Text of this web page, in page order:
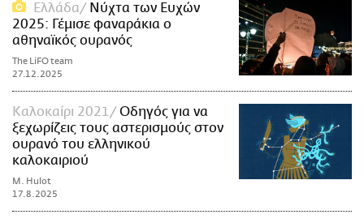
Ελλάδα
Νύχτα των Ευχών
2025: Γέμισε φαναράκια ο
αθηναϊκός ουρανός
The LiFO team
27.12.2025
Καλοκαίρι 2021
Οδηγός για να
ξεχωρίζεις τους αστερισμούς στον
ουρανό του ελληνικού
καλοκαιριού
M. Hulot
17.8.2025